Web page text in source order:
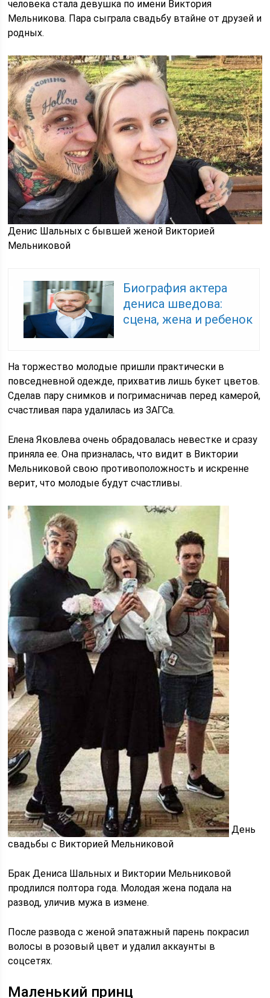
человека стала девушка по имени Виктория
Мельникова. Пара сыграла свадьбу втайне от друзей и
родных.
Денис Шальных с бывшей женой Викторией
Мельниковой
Биография актера
дениса шведова:
сцена, жена и ребенок
На торжество молодые пришли практически в
повседневной одежде, прихватив лишь букет цветов.
Сделав пару снимков и погримасничав перед камерой,
счастливая пара удалилась из ЗАГСа.
Елена Яковлева очень обрадовалась невестке и сразу
приняла ее. Она призналась, что видит в Виктории
Мельниковой свою противоположность и искренне
верит, что молодые будут счастливы.
День
свадьбы с Викторией Мельниковой
Брак Дениса Шальных и Виктории Мельниковой
продлился полтора года. Молодая жена подала на
развод, уличив мужа в измене.
После развода с женой эпатажный парень покрасил
волосы в розовый цвет и удалил аккаунты в
соцсетях.
Маленький принц